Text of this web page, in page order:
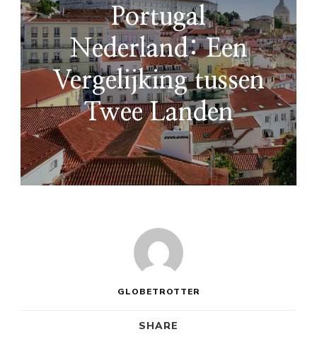
Portugal
Nederland: Een
Vergelijking tussen
Twee Landen
GLOBETROTTER
SHARE